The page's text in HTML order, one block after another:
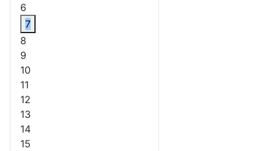
6
7
8
9
10
11
12
13
14
15